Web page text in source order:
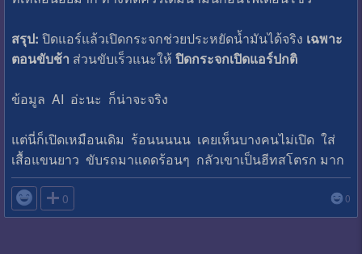
สรุป: ปิดแอร์แล้วเปิดกระจกช่วยประหยัดน้ำมันได้จริง เฉพาะ
ตอนขับช้า ส่วนขับเร็วแนะให้ปิดกระจกเปิดแอร์ปกติ
ข้อมูล AI อ่ะนะ ก็น่าจะจริง
แต่นี่ก็เปิดเหมือนเดิม ร้อนนนนน เคยเห็นบางคนไม่เปิด ใส่
เสื้อแขนยาว ขับรถมาแดดร้อนๆ กลัวเขาเป็นฮีทสโตรก มาก
 0 0